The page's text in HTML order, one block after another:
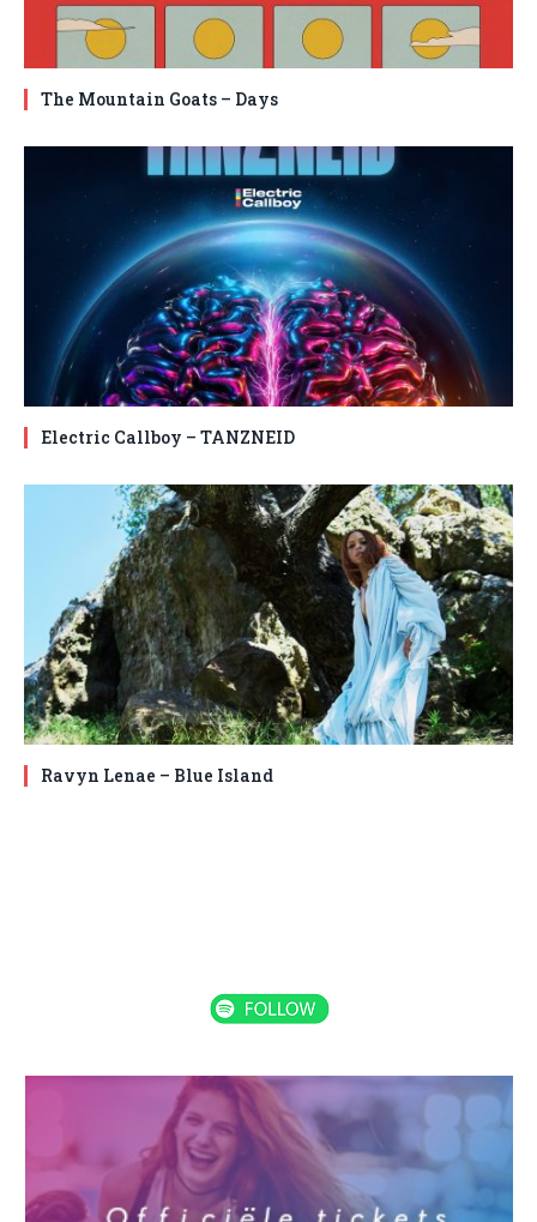
The Mountain Goats – Days
Electric Callboy – TANZNEID
Ravyn Lenae – Blue Island